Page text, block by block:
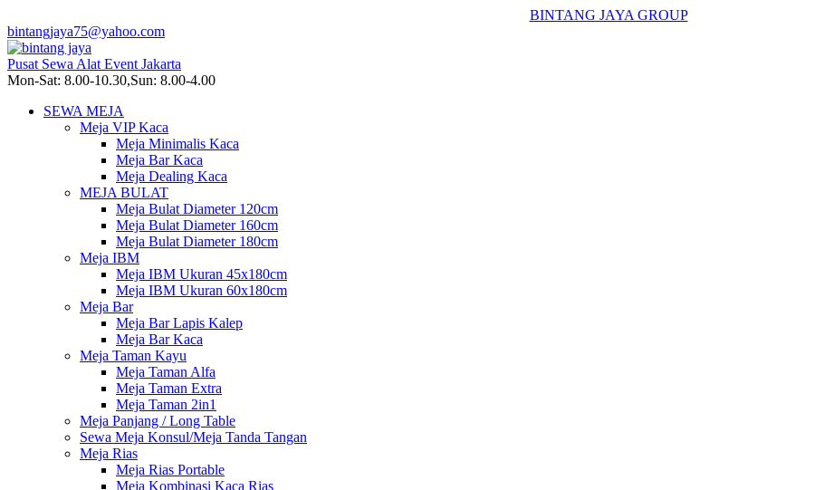
BINTANG JAYA GROUP
bintangjaya75@yahoo.com
Pusat Sewa Alat Event Jakarta
Mon-Sat: 8.00-10.30,Sun: 8.00-4.00
SEWA MEJA
Meja VIP Kaca
Meja Minimalis Kaca
Meja Bar Kaca
Meja Dealing Kaca
MEJA BULAT
Meja Bulat Diameter 120cm
Meja Bulat Diameter 160cm
Meja Bulat Diameter 180cm
Meja IBM
Meja IBM Ukuran 45x180cm
Meja IBM Ukuran 60x180cm
Meja Bar
Meja Bar Lapis Kalep
Meja Bar Kaca
Meja Taman Kayu
Meja Taman Alfa
Meja Taman Extra
Meja Taman 2in1
Meja Panjang / Long Table
Sewa Meja Konsul/Meja Tanda Tangan
Meja Rias
Meja Rias Portable
Meja Kombinasi Kaca Rias